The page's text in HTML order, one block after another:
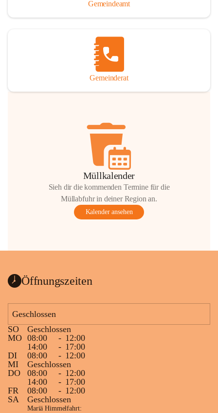
Gemeindeamt
Gemeinderat
Müllkalender
Sieh dir die kommenden Termine für die
Müllabfuhr in deiner Region an.
Kalender ansehen
Öffnungszeiten
Geschlossen
SO
Geschlossen
MO 08:00 - 12:00
14:00
- 17:00
DI
08:00 - 12:00
MI
Geschlossen
DO
08:00 - 12:00
14:00
- 17:00
FR
08:00 - 12:00
SA
Geschlossen
Mariä Himmelfahrt: